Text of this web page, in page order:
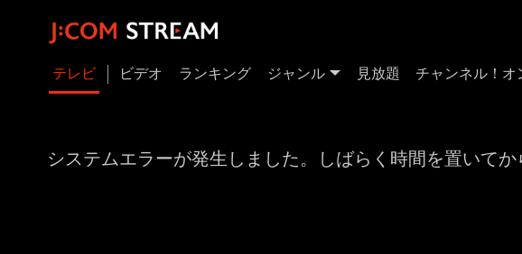
テレビ ビデオ ランキング ジャンル 見放題 チャンネル！オ
システムエラーが発生しました。しばらく時間を置いて